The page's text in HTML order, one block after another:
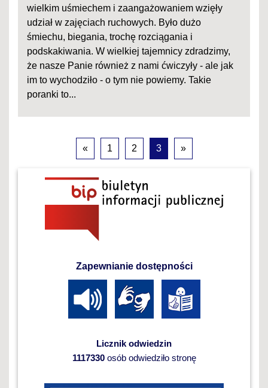
Zapewnianie dostępności
Licznik odwiedzin
1117330osób odwiedziło stronę
wielkim uśmiechem i zaangażowaniem wzięły
udział w zajęciach ruchowych. Było dużo
śmiechu, biegania, trochę rozciągania i
podskakiwania. W wielkiej tajemnicy zdradzimy,
że nasze Panie również z nami ćwiczyły - ale jak
im to wychodziło - o tym nie powiemy. Takie
poranki to...
« 1 2 3 »